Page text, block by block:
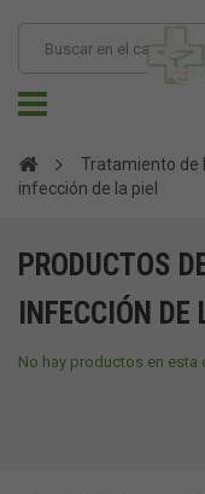
Tratamiento de
infección de la piel
PRODUCTOS
INFECCIÓN
No hay productos en esta